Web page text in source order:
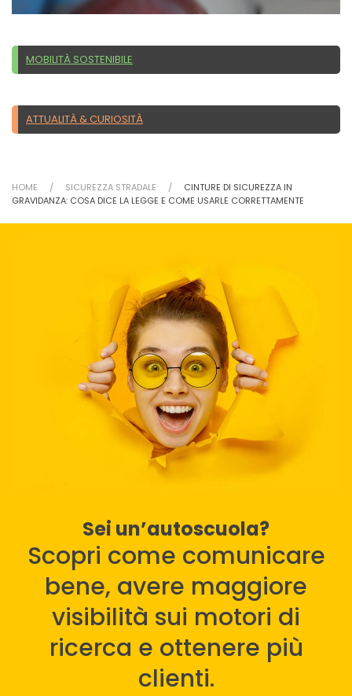
MOBILITÀ SOSTENIBILE
ATTUALITÀ & CURIOSITÀ
HOME SICUREZZA STRADALE
CINTURE DI SICUREZZA IN
GRAVIDANZA: COSA DICE LA LEGGE E COME USARLE CORRETTAMENTE
Sei un’autoscuola?
Scopri come comunicare
bene, avere maggiore
visibilità sui motori di
ricerca e ottenere più
clienti.